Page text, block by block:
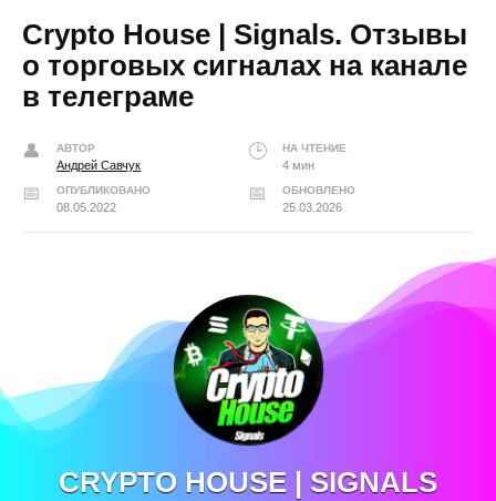
Crypto House | Signals. Отзывы
о торговых сигналах на канале
в телеграме
АВТОР
Андрей Савчук
НА ЧТЕНИЕ
4 мин
ОПУБЛИКОВАНО
08.05.2022
ОБНОВЛЕНО
25.03.2026
CRYPTO HOUSE | SIGNALS